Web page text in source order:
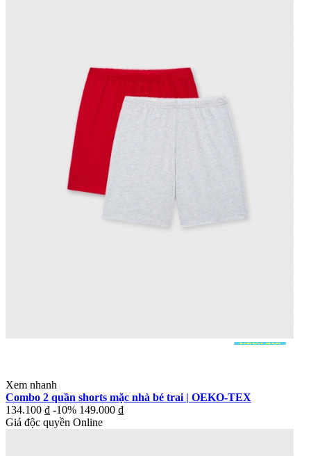
Xem nhanh
Combo 2 quần shorts mặc nhà bé trai | OEKO-TEX
134.100 ₫ -10% 149.000 ₫
Giá độc quyền Online